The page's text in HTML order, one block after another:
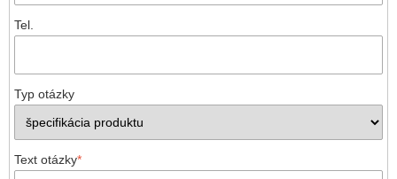
Tel.
Typ otázky
Text otázky*